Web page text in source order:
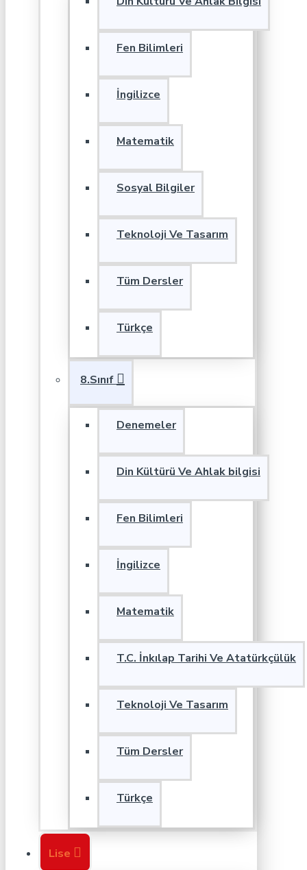
Fen Bilimleri
İngilizce
Matematik
Sosyal Bilgiler
Teknoloji Ve Tasarım
Tüm Dersler
Türkçe
8.Sınıf
Denemeler
Din Kültürü Ve Ahlak bilgisi
Fen Bilimleri
İngilizce
Matematik
T.C. İnkılap Tarihi Ve Atatürkçülük
Teknoloji Ve Tasarım
Tüm Dersler
Türkçe
Lise